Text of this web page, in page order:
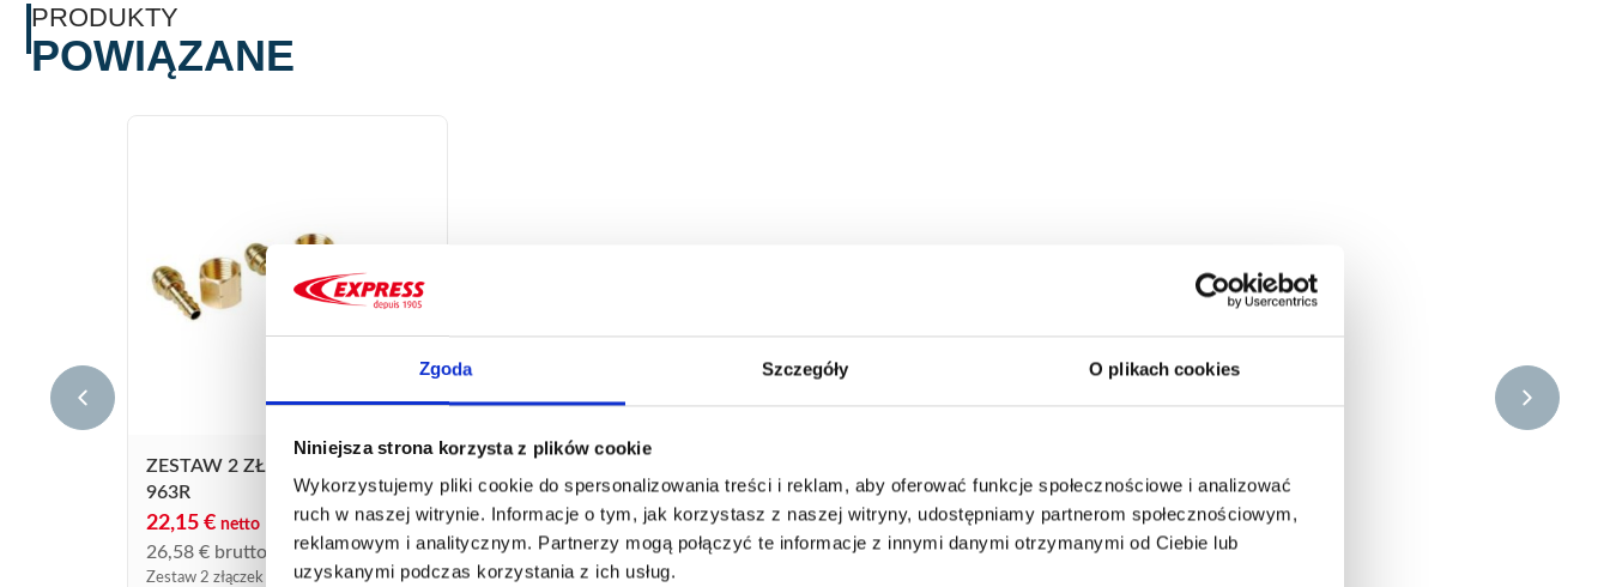
Zgoda Szczegóły O plikach cookies
Niniejsza strona korzysta z plików cookie
Wykorzystujemy pliki cookie do spersonalizowania treści i reklam, aby oferować funkcje społecznościowe i analizować
ruch w naszej witrynie. Informacje o tym, jak korzystasz z naszej witryny, udostępniamy partnerom społecznościowym,
reklamowym i analitycznym. Partnerzy mogą połączyć te informacje z innymi danymi otrzymanymi od Ciebie lub
uzyskanymi podczas korzystania z ich usług.
PRODUKTY
POWIĄZANE
ZESTAW 2 ZŁĄCZY DO NYPLI
963R
22,15 € netto
26,58 € brutto
Zestaw 2 złączek do węża, z lewą